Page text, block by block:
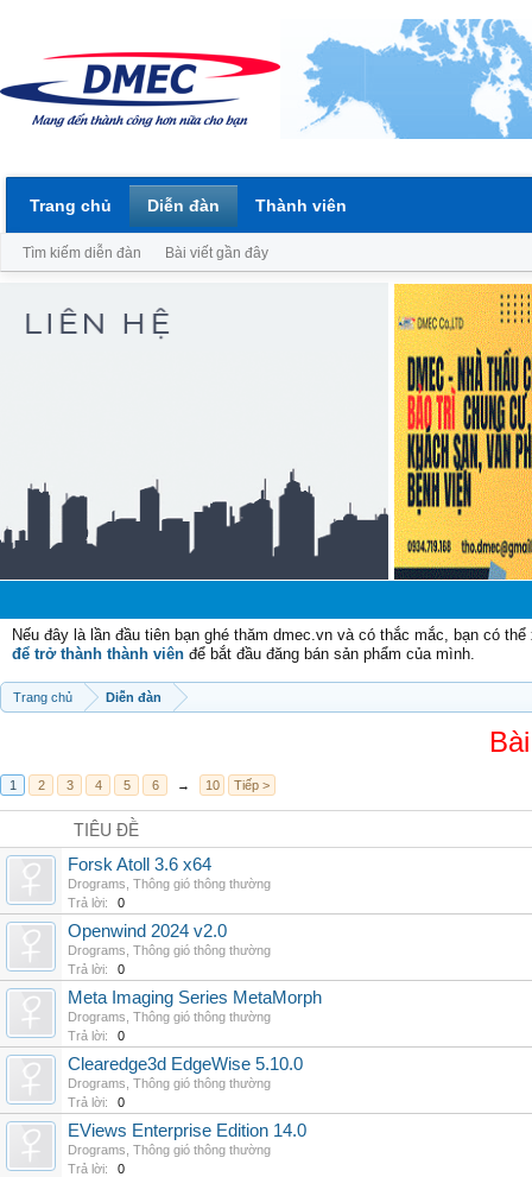
Nếu đây là lần đầu tiên bạn ghé thăm dmec.vn và có thắc mắc, bạn có
để trở thành thành viên để bắt đầu đăng bán sản phẩm của mình.
Trang chủ Diễn đàn
1 2 3 4 5 6 → 10 Tiếp >
TIÊU ĐỀ
Forsk Atoll 3.6 x64
Drograms Thông gió thông thường
Trả lời:
0
Openwind 2024 v2.0
Drograms Thông gió thông thường
Trả lời:
0
Meta Imaging Series MetaMorph
Drograms Thông gió thông thường
Trả lời:
0
Clearedge3d EdgeWise 5.10.0
Drograms Thông gió thông thường
Trả lời:
0
EViews Enterprise Edition 14.0
Drograms Thông gió thông thường
Trả lời:
0
Trang chủ Diễn đàn
Tìm kiếm diễn đàn Bài viết gần đây
Thành viên